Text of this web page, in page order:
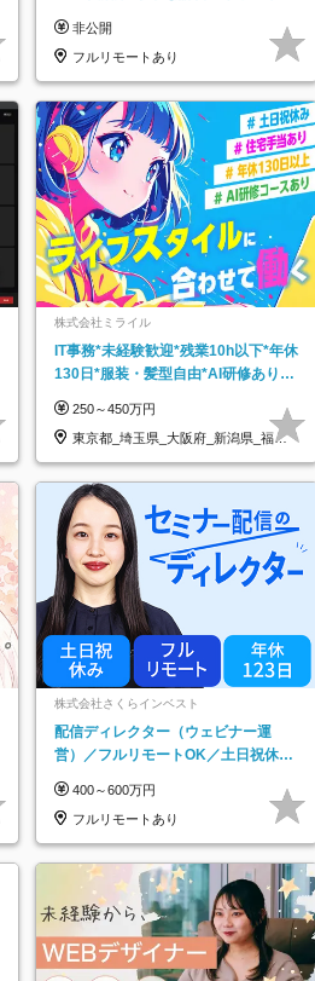
託
非公開
フルリモートあり
株式会社ミライル
IT事務*未経験歓迎*残業10h以下*年休
130日*服装・髪型自由*AI研修あり*
250～450万円
東京都_埼玉県_大阪府_新潟県_福岡
県
株式会社さくらインベスト
配信ディレクター（ウェビナー運
営）／フルリモートOK／土日祝休み
400～600万円
フルリモートあり